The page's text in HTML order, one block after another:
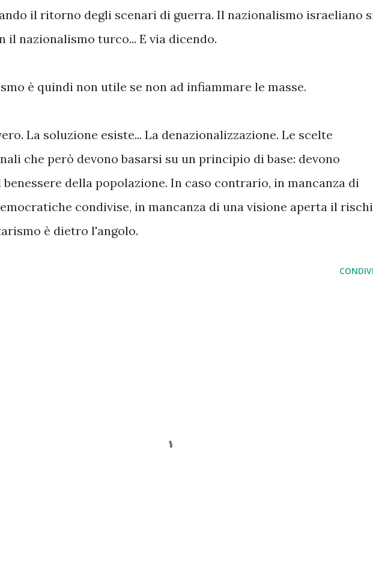
il ritorno degli scenari di guerra. Il nazionalismo israeliano
il nazionalismo turco... E via dicendo.
è quindi non utile se non ad infiammare le masse.
La soluzione esiste... La denazionalizzazione. Le scelte
che però devono basarsi su un principio di base: devono
della popolazione. In caso contrario, in mancanza di
condivise, in mancanza di una visione aperta il
è dietro l'angolo.